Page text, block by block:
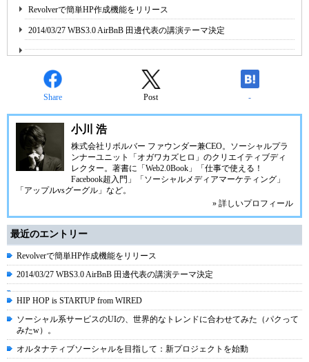
Revolverで簡単HP作成機能をリリース
2014/03/27 WBS3.0 AirBnB 田邊代表の講演テーマ決定
Share Post -
小川 浩
株式会社リボルバー ファウンダー兼CEO。ソーシャルプラ
ンナーユニット「オガワカズヒロ」のクリエイティブディ
レクター。著書に「Web2.0Book」「仕事で使える！
Facebook超入門」「ソーシャルメディアマーケティング」
「アップルvsグーグル」など。
» 詳しいプロフィール
最近のエントリー
Revolverで簡単HP作成機能をリリース
2014/03/27 WBS3.0 AirBnB 田邊代表の講演テーマ決定
HIP HOP is STARTUP from WIRED
ソーシャル系サービスのUIの、世界的なトレンドに合わせてみた（パクって
みたw）。
オルタナティブソーシャルを目指して：新プロジェクトを始動